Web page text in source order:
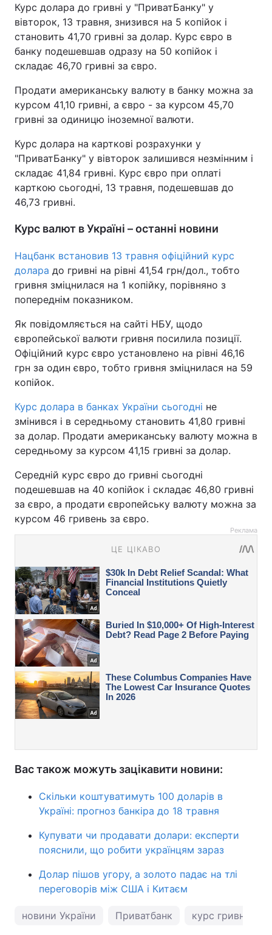
Курс долара до гривні у "ПриватБанку" у
вівторок, 13 травня, знизився на 5 копійок і
становить 41,70 гривні за долар. Курс євро в
банку подешевшав одразу на 50 копійок і
складає 46,70 гривні за євро.
Продати американську валюту в банку можна за
курсом 41,10 гривні, а євро - за курсом 45,70
гривні за одиницю іноземної валюти.
Курс долара на карткові розрахунки у
"ПриватБанку" у вівторок залишився незмінним і
складає 41,84 гривні. Курс євро при оплаті
карткою сьогодні, 13 травня, подешевшав до
46,73 гривні.
Курс валют в Україні – останні новини
Нацбанк встановив 13 травня офіційний курс
долара до гривні на рівні 41,54 грн/дол., тобто
гривня зміцнилася на 1 копійку, порівняно з
попереднім показником.
Як повідомляється на сайті НБУ, щодо
європейської валюти гривня посилила позиції.
Офіційний курс євро установлено на рівні 46,16
грн за один євро, тобто гривня зміцнилася на 59
копійок.
Курс долара в банках України сьогодні не
змінився і в середньому становить 41,80 гривні
за долар. Продати американську валюту можна в
середньому за курсом 41,15 гривні за долар.
Середній курс євро до гривні сьогодні
подешевшав на 40 копійок і складає 46,80 гривні
за євро, а продати європейську валюту можна за
курсом 46 гривень за євро.
Реклама
Вас також можуть зацікавити новини:
Скільки коштуватимуть 100 доларів в
Україні: прогноз банкіра до 18 травня
Купувати чи продавати долари: експерти
пояснили, що робити українцям зараз
Долар пішов угору, а золото падає на тлі
переговорів між США і Китаєм
новини України Приватбанк курс гривні